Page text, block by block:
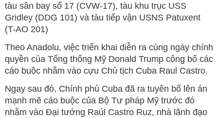
tàu sân bay số 17 (CVW-17), tàu khu trục USS
Gridley (DDG 101) và tàu tiếp vận USNS Patuxent
(T-AO 201)
Theo Anadolu, việc triển khai diễn ra cùng ngày chính
quyền của Tổng thống Mỹ Donald Trump công bố các
cáo buộc nhằm vào cựu Chủ tịch Cuba Raul Castro.
Ngay sau đó, Chính phủ Cuba đã ra tuyên bố lên án
mạnh mẽ cáo buộc của Bộ Tư pháp Mỹ trước đó
nhằm vào Đại tướng Raúl Castro Ruz, nhà lãnh đạo